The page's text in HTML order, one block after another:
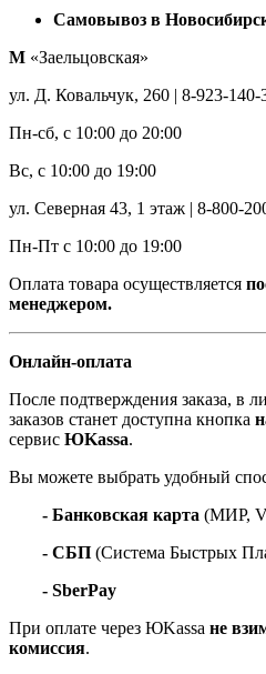
Самовывоз в
М «Заельцовская»
ул. Д. Ковальчук, 260 | 8-923-140-
Пн-сб, с 10:00 до 20:00
Вс, с 10:00 до 19:00
ул. Северная 43, 1 этаж | 8-800-
Пн-Пт с 10:00 до 19:00
Оплата товара осуществляется
менеджером.
Онлайн-оплата
После подтверждения заказа, в
заказов станет доступна кнопка
сервис ЮKassa.
Вы можете выбрать удобный
- Банковская карта (МИР,
- СБП (Система Быстрых
- SberPay
При оплате через ЮKassa не
комиссия.